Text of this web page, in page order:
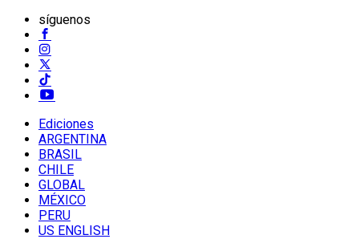
síguenos
Ediciones
ARGENTINA
BRASIL
CHILE
GLOBAL
MÉXICO
PERU
US ENGLISH